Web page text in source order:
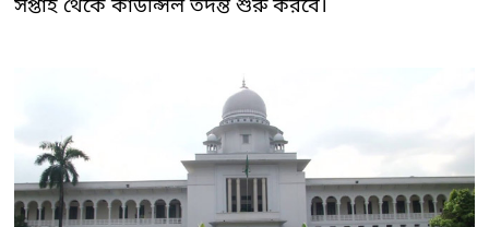
সপ্তাহ থেকে কাউন্সিল তদন্ত শুরু করবে।